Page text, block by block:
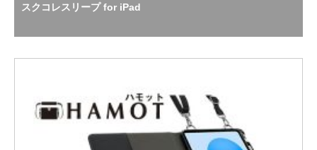
スクコレスリープ for iPad